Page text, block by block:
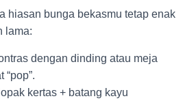
hiasan bunga bekasmu tetap enak
lama:
dengan dinding atau meja
kertas + batang kayu